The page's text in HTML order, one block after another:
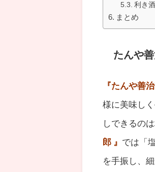
利き
まとめ
たんや
『たんや善治
様に美味し
しできるの
郎 』 では「
を手振し、